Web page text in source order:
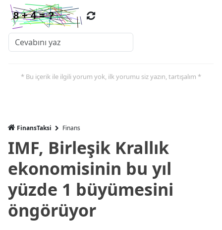
* Bu içerik ile ilgili yorum yok, ilk yorumu siz yazın, tartışalım *
FinansTaksi Finans
IMF, Birleşik Krallık
ekonomisinin bu yıl
yüzde 1 büyümesini
öngörüyor